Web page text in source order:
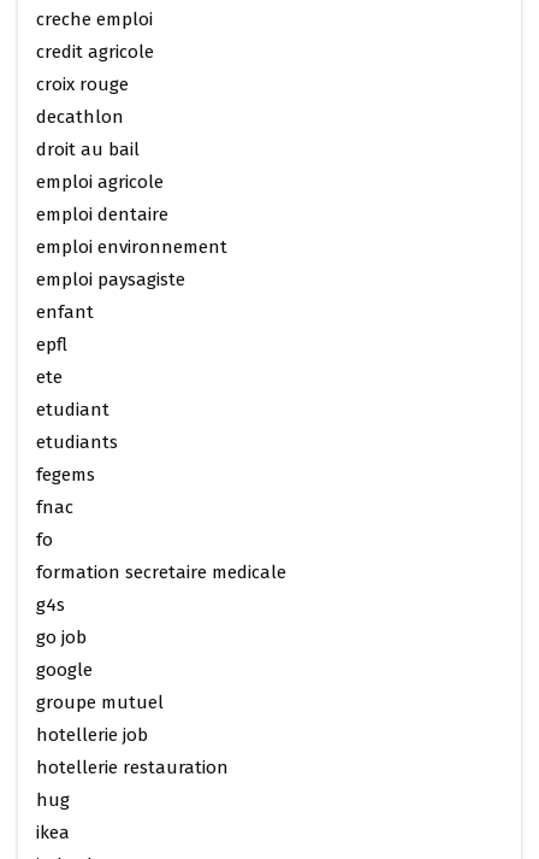
creche emploi
credit agricole
croix rouge
decathlon
droit au bail
emploi agricole
emploi dentaire
emploi environnement
emploi paysagiste
enfant
epfl
ete
etudiant
etudiants
fegems
fnac
fo
formation secretaire medicale
g4s
go job
google
groupe mutuel
hotellerie job
hotellerie restauration
hug
ikea